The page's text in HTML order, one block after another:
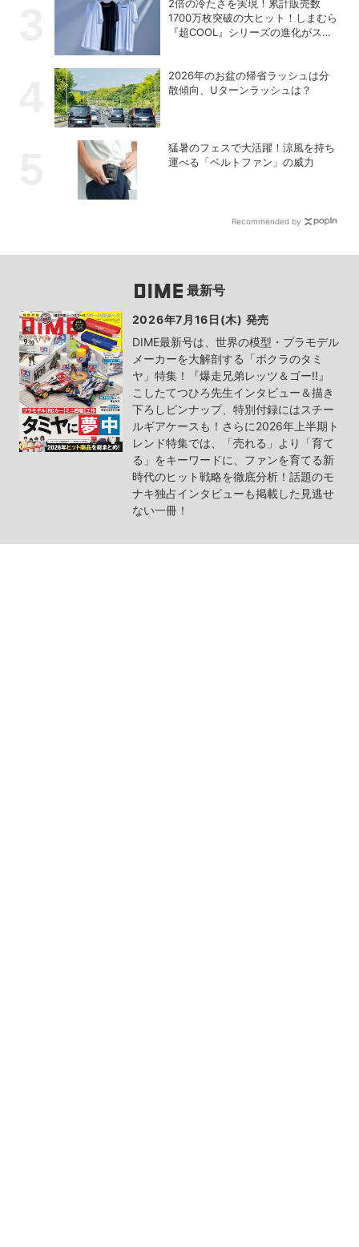
2倍の冷たさを実現！累計販売数
1700万枚突破の大ヒット！しまむら
『超COOL』シリーズの進化がスゴ
2026年のお盆の帰省ラッシュは分
散傾向、Uターンラッシュは？
猛暑のフェスで大活躍！涼風を持ち
運べる「ベルトファン」の威力
Recommended by
最新号
2026年7月16日(木) 発売
DIME最新号は、世界の模型・プラモデル
メーカーを大解剖する「ボクラのタミ
ヤ」特集！『爆走兄弟レッツ＆ゴー!!』
こしたてつひろ先生インタビュー＆描き
下ろしピンナップ、特別付録にはスチー
ルギアケースも！さらに2026年上半期ト
レンド特集では、「売れる」より「育て
る」をキーワードに、ファンを育てる新
時代のヒット戦略を徹底分析！話題のモ
ナキ独占インタビューも掲載した見逃せ
ない一冊！